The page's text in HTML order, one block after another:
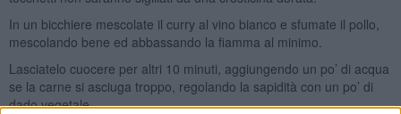
In un bicchiere mescolate il curry al vino bianco e sfumate il pollo,
mescolando bene ed abbassando la fiamma al minimo.
Lasciatelo cuocere per altri 10 minuti, aggiungendo un po’ di acqua
se la carne si asciuga troppo, regolando la sapidità con un po’ di
dado vegetale.